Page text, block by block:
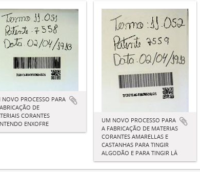
NOVO PROCESSO PARA
DE
CORANTES
ENXOFRE
UM NOVO PROCESSO PARA
A FABRICAÇÃO DE MATERIAS
CORANTES AMARELLAS E
CASTANHAS PARA TINGIR
ALGODÃO E PARA TINGIR LÂ